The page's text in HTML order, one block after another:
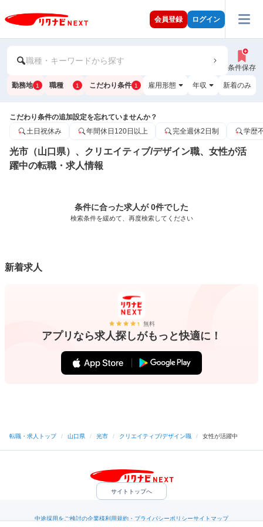
会員登録 ログイン
職種・キーワードから探す
条件保存
勤務地 1 職種 1 こだわり条件 1 雇用形態 年収 新着のみ
こだわり条件の追加設定を忘れていませんか？
土日祝休み
年間休日120日以上 完全週休2日制 学歴
光市（山口県）、クリエイティブ/デザイン職、女性が活
躍中の転職・求人情報
条件に合った求人が 0件でした
検索条件を緩めて、再度検索してください
新着求人
無料
アプリなら求人探しがもっと快適に！
転職・求人トップ / 山口県 / 光市 / クリエイティブ/デザイン職 / 女性が活躍中
サイトトップへ
中途採用をご検討の企業様利用規約・プライバシーポリシーサイトマップ